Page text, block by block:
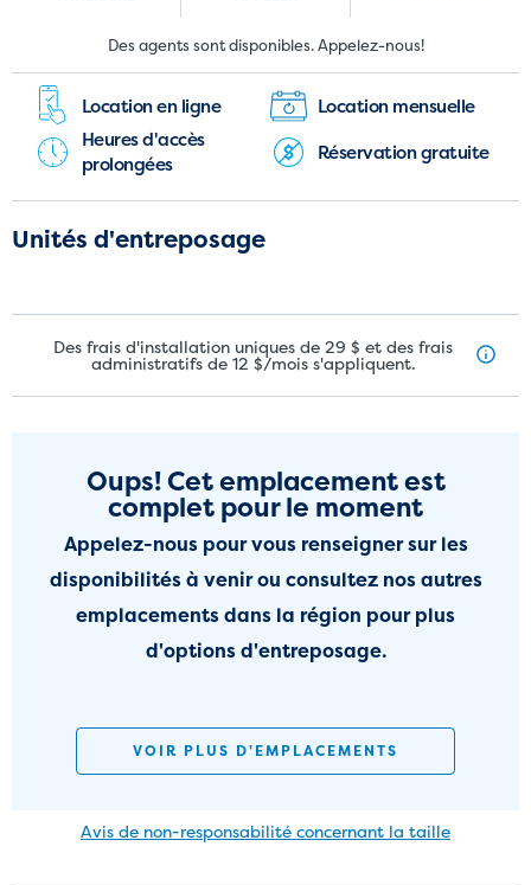
Nouveaux clients:
(289) 748-9918
Clients actuels:
(905) 267-0145
Des agents sont disponibles. Appelez-nous!
Location en ligne
Location mensuelle
Heures d'accès
prolongées
Réservation gratuite
Unités d'entreposage
Des frais d'installation uniques de 29 $ et des frais
administratifs de 12 $/mois s'appliquent.
Oups! Cet emplacement est
complet pour le moment
Appelez-nous pour vous renseigner sur les
disponibilités à venir ou consultez nos autres
emplacements dans la région pour plus
d'options d'entreposage.
VOIR PLUS D'EMPLACEMENTS
Avis de non-responsabilité concernant la taille